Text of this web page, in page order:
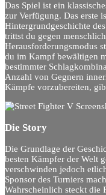
Das Spiel ist ein
zur Verfügung. Das erste
Hintergrundgeschichte
trittst du gegen
Herausforderungsmodus
du im Kampf bewältigen
bestimmter
Anzahl von Gegnern
Kämpfe vorzubereiten,
Die Story
Die Grundlage der
besten Kämpfer der Welt
verschwinden jedoch
Sponsor des Turniers
Wahrscheinlich steckt die